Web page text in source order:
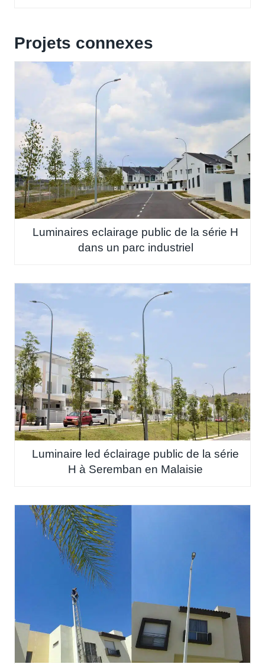
Projets connexes
Luminaires eclairage public de la série H
dans un parc industriel
Luminaire led éclairage public de la série
H à Seremban en Malaisie